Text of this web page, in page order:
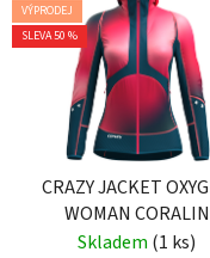
VÝPRODEJ
SLEVA 50 %
CRAZY JACKET
WOMAN CORALIN
Skladem (1 ks)